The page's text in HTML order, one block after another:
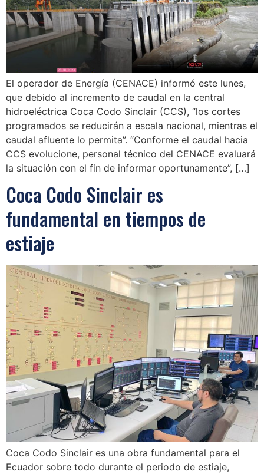
El operador de Energía (CENACE) informó este lunes,
que debido al incremento de caudal en la central
hidroeléctrica Coca Codo Sinclair (CCS), “los cortes
programados se reducirán a escala nacional, mientras el
caudal afluente lo permita”. “Conforme el caudal hacia
CCS evolucione, personal técnico del CENACE evaluará
la situación con el fin de informar oportunamente”, […]
Coca Codo Sinclair es
fundamental en tiempos de
estiaje
Coca Codo Sinclair es una obra fundamental para el
Ecuador sobre todo durante el periodo de estiaje,